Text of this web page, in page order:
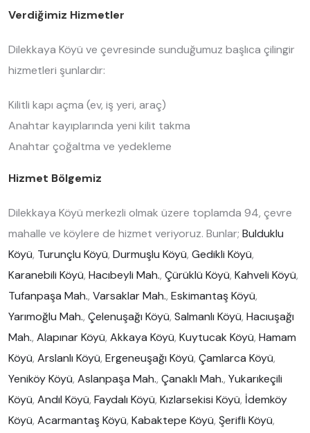
Verdiğimiz Hizmetler
Dilekkaya Köyü ve çevresinde sunduğumuz başlıca çilingir
hizmetleri şunlardır:
Kilitli kapı açma (ev, iş yeri, araç)
Anahtar kayıplarında yeni kilit takma
Anahtar çoğaltma ve yedekleme
Hizmet Bölgemiz
Dilekkaya Köyü merkezli olmak üzere toplamda 94, çevre
mahalle ve köylere de hizmet veriyoruz. Bunlar; Bulduklu
Köyü, Turunçlu Köyü, Durmuşlu Köyü, Gedikli Köyü,
Karanebili Köyü, Hacıbeyli Mah., Çürüklü Köyü, Kahveli Köyü,
Tufanpaşa Mah., Varsaklar Mah., Eskimantaş Köyü,
Yarımoğlu Mah., Çelenuşağı Köyü, Salmanlı Köyü, Hacıuşağı
Mah., Alapınar Köyü, Akkaya Köyü, Kuytucak Köyü, Hamam
Köyü, Arslanlı Köyü, Ergeneuşağı Köyü, Çamlarca Köyü,
Yeniköy Köyü, Aslanpaşa Mah., Çanaklı Mah., Yukarıkeçili
Köyü, Andıl Köyü, Faydalı Köyü, Kızlarsekisi Köyü, İdemköy
Köyü, Acarmantaş Köyü, Kabaktepe Köyü, Şerifli Köyü,